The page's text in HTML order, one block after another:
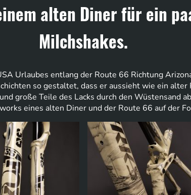
alten Diner für ein
Milchshakes.
Urlaubes entlang der Route 66 Richtung
so gestaltet, dass er aussieht wie ein alter
große Teile des Lacks durch den Wüstensand
eines alten Diner und der Route 66 auf der